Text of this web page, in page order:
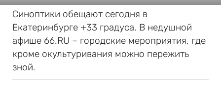
Синоптики обещают сегодня в
Екатеринбурге +33 градуса. В недушной
афише 66.RU – городские мероприятия, где
кроме окультуривания можно пережить
зной.